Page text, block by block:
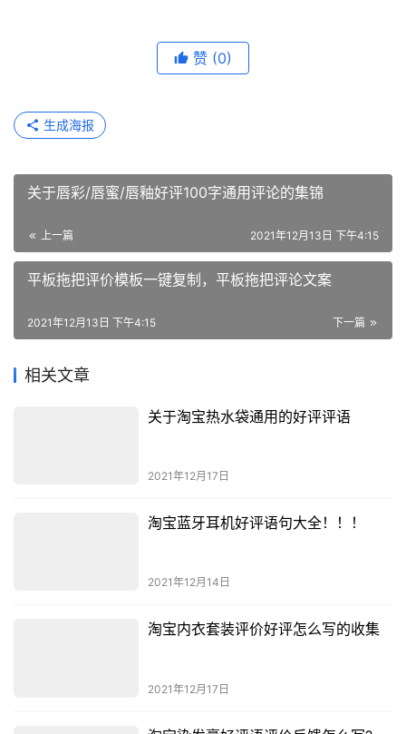
赞 (0)
生成海报
关于唇彩/唇蜜/唇釉好评100字通用评论的集锦
上一篇 2021年12月13日 下午4:15
平板拖把评价模板一键复制，平板拖把评论文案
下一篇
2021年12月13日 下午4:15
相关文章
关于淘宝热水袋通用的好评评语
2021年12月17日
淘宝蓝牙耳机好评语句大全！！！
2021年12月14日
淘宝内衣套装评价好评怎么写的收集
2021年12月17日